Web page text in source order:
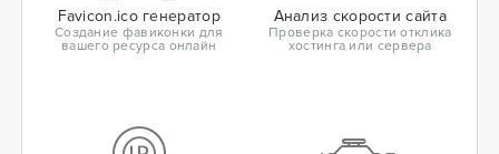
Favicon.ico генератор
Создание фавиконки для
вашего ресурса онлайн
Анализ скорости сайта
Проверка скорости отклика
хостинга или сервера